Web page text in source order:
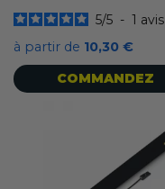
5/5 - 1 avis
à partir de 10,30 €
COMMANDEZ